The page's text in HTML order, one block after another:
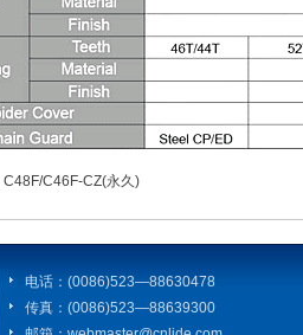
C48F/C46F-CZ(永久)
电话：(0086)523—88630478
传真：(0086)523—88639300